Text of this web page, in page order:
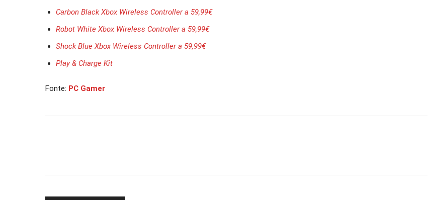
Carbon Black Xbox Wireless Controller a 59,99€
Robot White Xbox Wireless Controller a 59,99€
Shock Blue Xbox Wireless Controller a 59,99€
Play & Charge Kit
Fonte: PC Gamer